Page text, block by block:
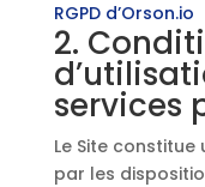
RGPD d’Orson.io
2.
services
Le Site
par les